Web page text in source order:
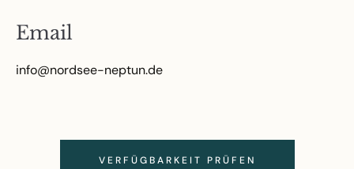
Email
info@nordsee-neptun.de
VERFÜGBARKEIT PRÜFEN